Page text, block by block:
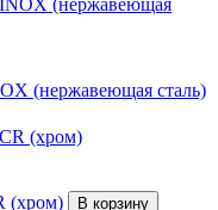
(нержавеющая сталь)
(хром)
В корзину